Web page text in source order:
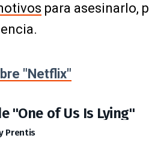
para asesinarlo,
"Netflix"
"One of Us Is Lying"
Prentis